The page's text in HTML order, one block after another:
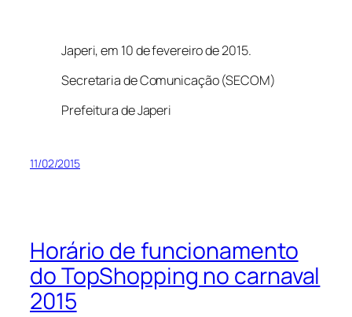
Japeri, em 10 de fevereiro de 2015.
Secretaria de Comunicação (SECOM)
Prefeitura de Japeri
11/02/2015
Horário de funcionamento
do TopShopping no carnaval
2015